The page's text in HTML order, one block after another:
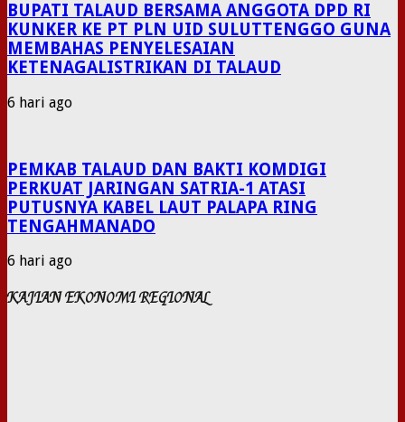
BUPATI TALAUD BERSAMA ANGGOTA DPD RI
KUNKER KE PT PLN UID SULUTTENGGO GUNA
MEMBAHAS PENYELESAIAN
KETENAGALISTRIKAN DI TALAUD
6 hari ago
PEMKAB TALAUD DAN BAKTI KOMDIGI
PERKUAT JARINGAN SATRIA-1 ATASI
PUTUSNYA KABEL LAUT PALAPA RING
TENGAHMANADO
6 hari ago
KAJIAN EKONOMI REGIONAL